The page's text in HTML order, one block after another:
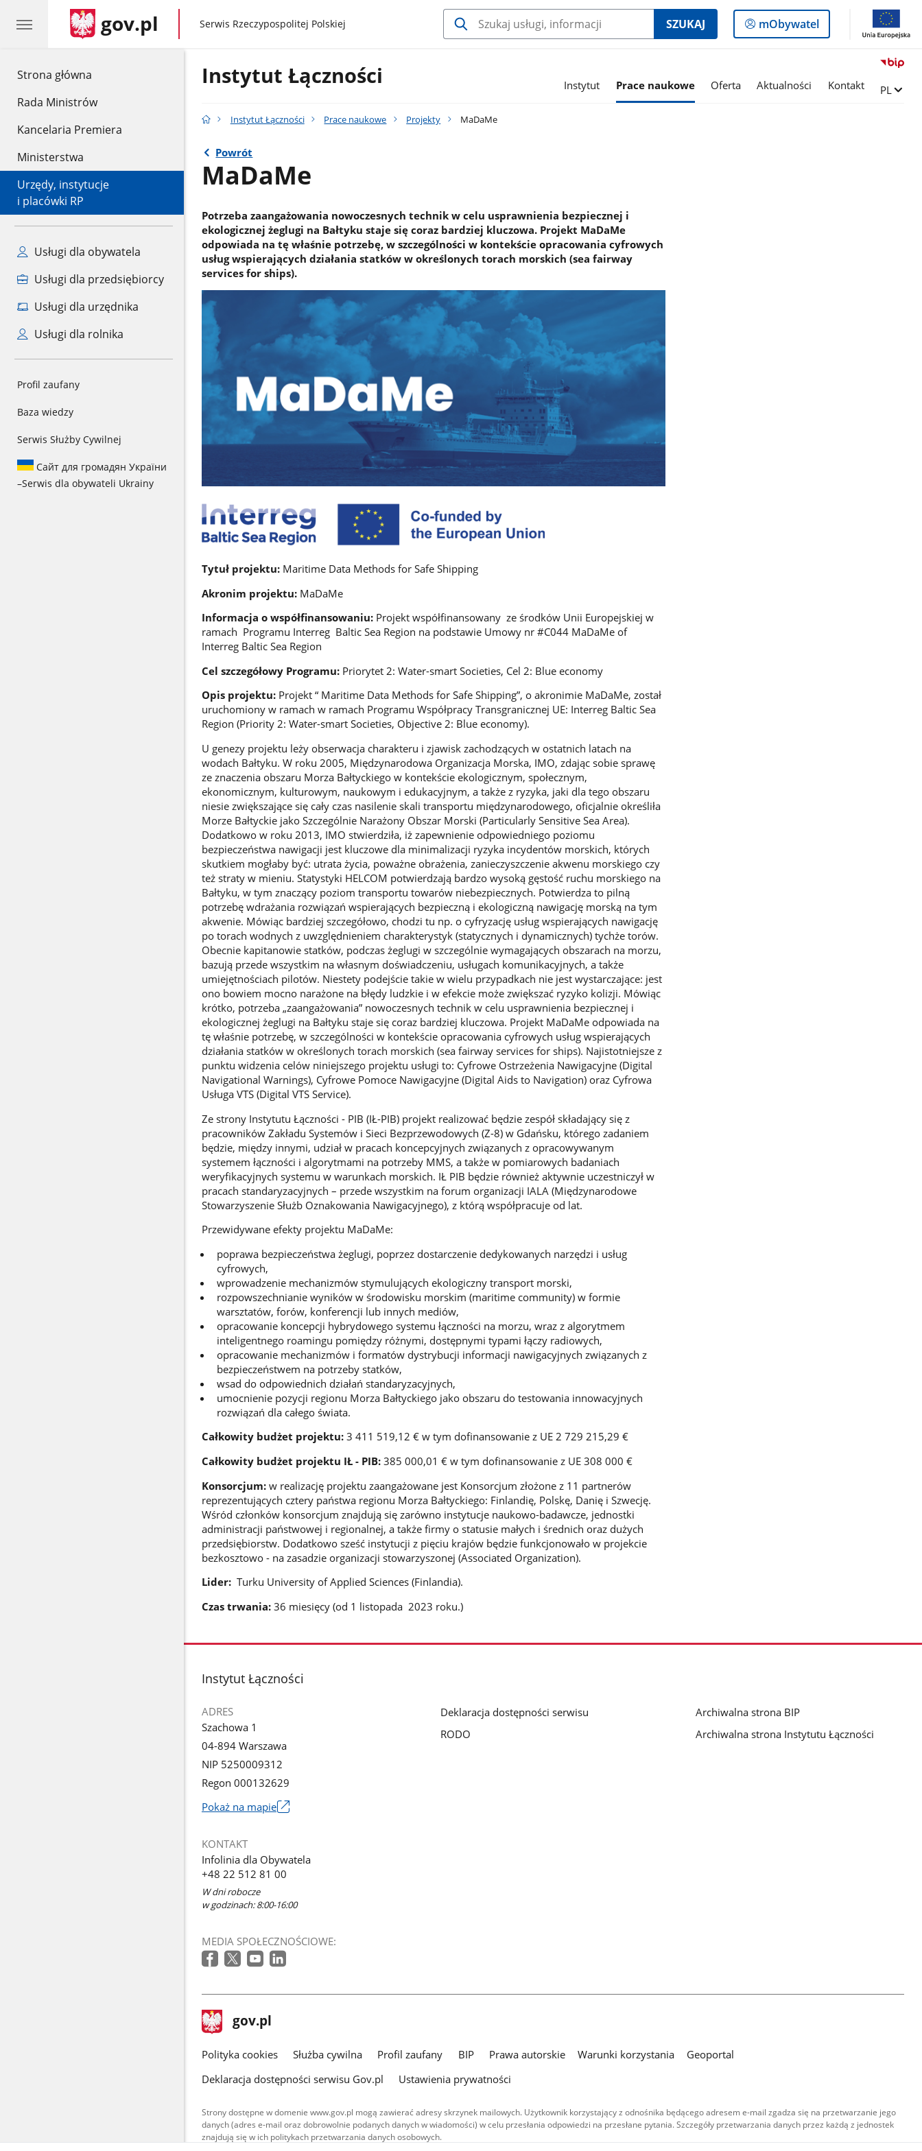
Strona główna
Rada Ministrów
Kancelaria Premiera
Ministerstwa
Urzędy, instytucje
i placówki RP
Usługi dla obywatela
Usługi dla przedsiębiorcy
Usługi dla urzędnika
Usługi dla rolnika
Profil zaufany
Baza wiedzy
Serwis Służby Cywilnej
Сайт для громадян України
–Serwis dla obywateli Ukrainy
gov.pl gov.pl
Serwis Rzeczypospolitej Polskiej SZUKAJ
Logowanie
do
mObywatel
Instytut Łączności Instytut Prace naukowe Oferta Aktualności Kontakt Zmień
PL
Instytut Łączności Prace naukowe Projekty MaDaMe
Powrót
MaDaMe
Potrzeba zaangażowania nowoczesnych technik w celu usprawnienia bezpiecznej i
ekologicznej żeglugi na Bałtyku staje się coraz bardziej kluczowa. Projekt MaDaMe
odpowiada na tę właśnie potrzebę, w szczególności w kontekście opracowania cyfrowych
usług wspierających działania statków w określonych torach morskich (sea fairway
services for ships).
Tytuł projektu:Maritime Data Methods for Safe Shipping
Akronim projektu:MaDaMe
Informacja o współfinansowaniu:Projekt współfinansowany ze środków Unii Europejskiej w
ramach Programu Interreg Baltic Sea Region na podstawie Umowy nr #C044 MaDaMe of
Interreg Baltic Sea Region
Cel szczegółowy Programu:Priorytet 2: Water-smart Societies, Cel 2: Blue economy
Opis projektu: Projekt “ Maritime Data Methods for Safe Shipping”, o akronimie MaDaMe, został
uruchomiony w ramach w ramach Programu Współpracy Transgranicznej UE: Interreg Baltic Sea
Region (Priority 2: Water-smart Societies, Objective 2: Blue economy).
U genezy projektu leży obserwacja charakteru i zjawisk zachodzących w ostatnich latach na
wodach Bałtyku. W roku 2005, Międzynarodowa Organizacja Morska, IMO, zdając sobie sprawę
ze znaczenia obszaru Morza Bałtyckiego w kontekście ekologicznym, społecznym,
ekonomicznym, kulturowym, naukowym i edukacyjnym, a także z ryzyka, jaki dla tego obszaru
niesie zwiększające się cały czas nasilenie skali transportu międzynarodowego, oficjalnie określiła
Morze Bałtyckie jako Szczególnie Narażony Obszar Morski (Particularly Sensitive Sea Area).
Dodatkowo w roku 2013, IMO stwierdziła, iż zapewnienie odpowiedniego poziomu
bezpieczeństwa nawigacji jest kluczowe dla minimalizacji ryzyka incydentów morskich, których
skutkiem mogłaby być: utrata życia, poważne obrażenia, zanieczyszczenie akwenu morskiego czy
też straty w mieniu. Statystyki HELCOM potwierdzają bardzo wysoką gęstość ruchu morskiego na
Bałtyku, w tym znaczący poziom transportu towarów niebezpiecznych. Potwierdza to pilną
potrzebę wdrażania rozwiązań wspierających bezpieczną i ekologiczną nawigację morską na tym
akwenie. Mówiąc bardziej szczegółowo, chodzi tu np. o cyfryzację usług wspierających nawigację
po torach wodnych z uwzględnieniem charakterystyk (statycznych i dynamicznych) tychże torów.
Obecnie kapitanowie statków, podczas żeglugi w szczególnie wymagających obszarach na morzu,
bazują przede wszystkim na własnym doświadczeniu, usługach komunikacyjnych, a także
umiejętnościach pilotów. Niestety podejście takie w wielu przypadkach nie jest wystarczające: jest
ono bowiem mocno narażone na błędy ludzkie i w efekcie może zwiększać ryzyko kolizji. Mówiąc
krótko, potrzeba „zaangażowania” nowoczesnych technik w celu usprawnienia bezpiecznej i
ekologicznej żeglugi na Bałtyku staje się coraz bardziej kluczowa. Projekt MaDaMe odpowiada na
tę właśnie potrzebę, w szczególności w kontekście opracowania cyfrowych usług wspierających
działania statków w określonych torach morskich (sea fairway services for ships). Najistotniejsze z
punktu widzenia celów niniejszego projektu usługi to: Cyfrowe Ostrzeżenia Nawigacyjne (Digital
Navigational Warnings), Cyfrowe Pomoce Nawigacyjne (Digital Aids to Navigation) oraz Cyfrowa
Usługa VTS (Digital VTS Service).
Ze strony Instytutu Łączności - PIB (IŁ-PIB) projekt realizować będzie zespół składający się z
pracowników Zakładu Systemów i Sieci Bezprzewodowych (Z-8) w Gdańsku, którego zadaniem
będzie, między innymi, udział w pracach koncepcyjnych związanych z opracowywanym
systemem łączności i algorytmami na potrzeby MMS, a także w pomiarowych badaniach
weryfikacyjnych systemu w warunkach morskich. IŁ PIB będzie również aktywnie uczestniczył w
pracach standaryzacyjnych – przede wszystkim na forum organizacji IALA (Międzynarodowe
Stowarzyszenie Służb Oznakowania Nawigacyjnego), z którą współpracuje od lat.
Przewidywane efekty projektu MaDaMe:
poprawa bezpieczeństwa żeglugi, poprzez dostarczenie dedykowanych narzędzi i usług
cyfrowych,
wprowadzenie mechanizmów stymulujących ekologiczny transport morski,
rozpowszechnianie wyników w środowisku morskim (maritime community) w formie
warsztatów, forów, konferencji lub innych mediów,
opracowanie koncepcji hybrydowego systemu łączności na morzu, wraz z algorytmem
inteligentnego roamingu pomiędzy różnymi, dostępnymi typami łączy radiowych,
opracowanie mechanizmów i formatów dystrybucji informacji nawigacyjnych związanych z
bezpieczeństwem na potrzeby statków,
wsad do odpowiednich działań standaryzacyjnych,
umocnienie pozycji regionu Morza Bałtyckiego jako obszaru do testowania innowacyjnych
rozwiązań dla całego świata.
Całkowity budżet projektu:3 411 519,12 € w tym dofinansowanie z UE 2 729 215,29 €
Całkowity budżet projektu IŁ - PIB:385 000,01 € w tym dofinansowanie z UE 308 000 €
Konsorcjum: w realizację projektu zaangażowane jest Konsorcjum złożone z 11 partnerów
reprezentujących cztery państwa regionu Morza Bałtyckiego: Finlandię, Polskę, Danię i Szwecję.
Wśród członków konsorcjum znajdują się zarówno instytucje naukowo-badawcze, jednostki
administracji państwowej i regionalnej, a także firmy o statusie małych i średnich oraz dużych
przedsiębiorstw. Dodatkowo sześć instytucji z pięciu krajów będzie funkcjonowało w projekcie
bezkosztowo - na zasadzie organizacji stowarzyszonej (Associated Organization).
Lider: Turku University of Applied Sciences (Finlandia).
Czas trwania:36 miesięcy (od 1 listopada 2023 roku.)
stopka
Instytut Łączności
ADRES
Szachowa 1
04-894 Warszawa
NIP 5250009312
Regon 000132629
Pokaż na mapie
się
w
nowym
oknie
KONTAKT
Infolinia dla Obywatela
+48 22 512 81 00
W dni robocze
w godzinach: 8:00-16:00
MEDIA SPOŁECZNOŚCIOWE:
Deklaracja dostępności serwisu
RODO
Archiwalna strona BIP
Archiwalna strona Instytutu Łączności
stopka
gov.pl Strona
gov.pl
gov.pl
Polityka cookies Służba cywilna Profil zaufany BIP Prawa autorskie Warunki korzystania
Geoportal
Deklaracja dostępności serwisu Gov.pl
Ustawienia prywatności
Strony dostępne w domenie www.gov.pl mogą zawierać adresy skrzynek mailowych. Użytkownik korzystający z odnośnika będącego adresem e-mail zgadza się na przetwarzanie jego
danych (adres e-mail oraz dobrowolnie podanych danych w wiadomości) w celu przesłania odpowiedzi na przesłane pytania. Szczegóły przetwarzania danych przez każdą z jednostek
znajdują się w ich politykach przetwarzania danych osobowych.